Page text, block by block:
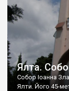
Ялта.
Собор Іоанна
Ялти. Його 45-